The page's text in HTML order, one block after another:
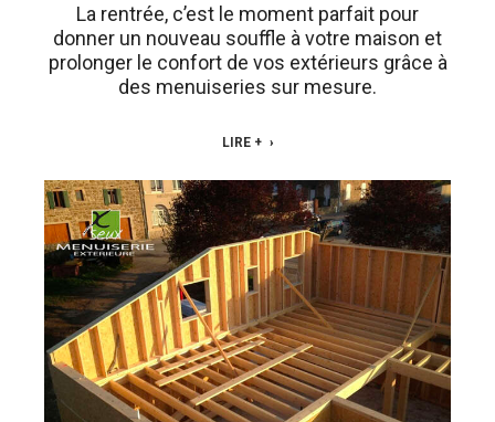
La rentrée, c’est le moment parfait pour
donner un nouveau souffle à votre maison et
prolonger le confort de vos extérieurs grâce à
des menuiseries sur mesure.
LIRE +